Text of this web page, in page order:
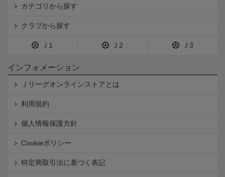
カテゴリから探す
クラブから探す
Ｊ1 Ｊ2 Ｊ3
インフォメーション
Ｊリーグオンラインストアとは
利用規約
個人情報保護方針
Cookieポリシー
特定商取引法に基づく表記